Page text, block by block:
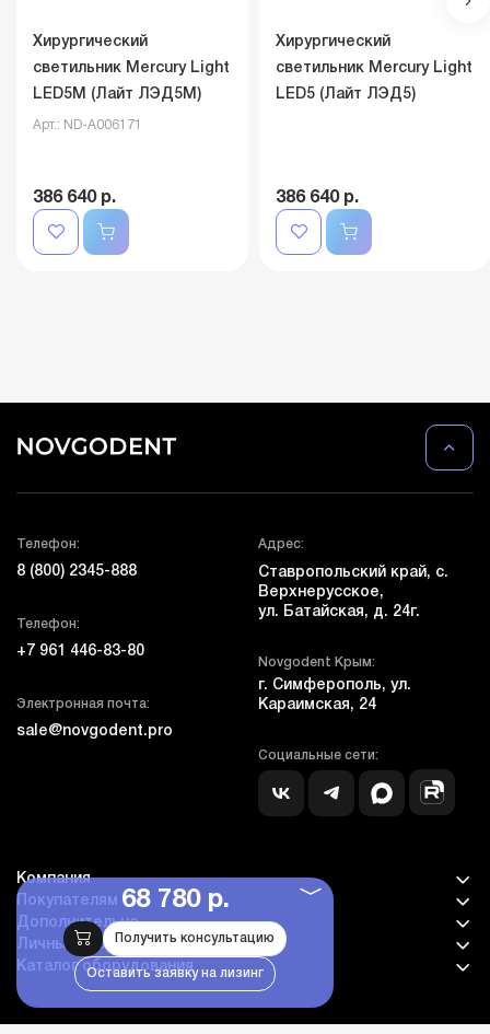
68 780 р.
Получить консультацию
Оставить заявку на лизинг
Хирургический
светильник Mercury Light
LED5M (Лайт ЛЭД5M)
Арт.: ND-A006171
386 640 р.
Хирургический
светильник Mercury Light
LED5 (Лайт ЛЭД5)
386 640 р.
Телефон:
8 (800) 2345-888
Телефон:
+7 961 446-83-80
Электронная почта:
sale@novgodent.pro
Адрес:
Ставропольский край, с.
Верхнерусское,
ул. Батайская, д. 24г.
Novgodent Крым:
г. Симферополь, ул.
Караимская, 24
Социальные сети:
Компания
Покупателям
Дополнительно
Личный кабинет
Каталог оборудования